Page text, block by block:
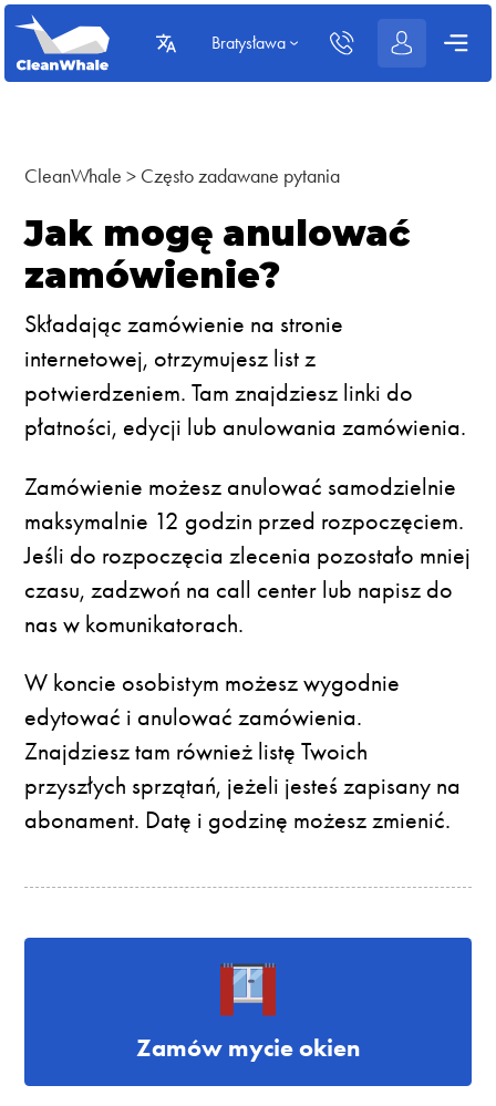
Bratysława
CleanWhale > Często zadawane pytania
Jak mogę anulować
zamówienie?
Składając zamówienie na stronie
internetowej, otrzymujesz list z
potwierdzeniem. Tam znajdziesz linki do
płatności, edycji lub anulowania zamówienia.
Zamówienie możesz anulować samodzielnie
maksymalnie 12 godzin przed rozpoczęciem.
Jeśli do rozpoczęcia zlecenia pozostało mniej
czasu, zadzwoń na call center lub napisz do
nas w komunikatorach.
W koncie osobistym możesz wygodnie
edytować i anulować zamówienia.
Znajdziesz tam również listę Twoich
przyszłych sprzątań, jeżeli jesteś zapisany na
abonament. Datę i godzinę możesz zmienić.
Zamów mycie okien